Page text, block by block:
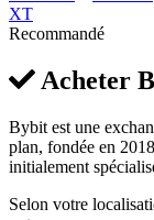
XT
Recommandé
Acheter
Bybit est une
plan, fondée en
initialement
Selon votre